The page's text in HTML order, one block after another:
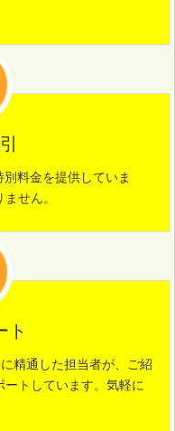
料金を提供していま
せん。
ト
精通した担当者が、ご紹
トしています。気軽に